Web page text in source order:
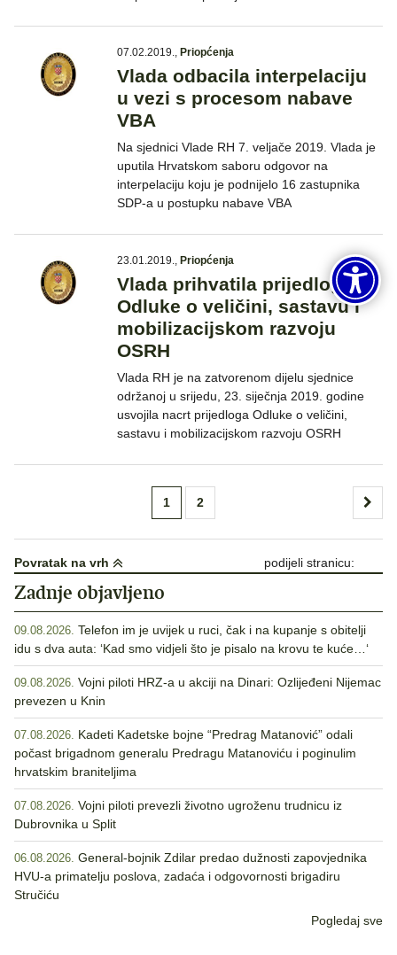
07.02.2019., Priopćenja
Vlada odbacila interpelaciju
u vezi s procesom nabave
VBA
Na sjednici Vlade RH 7. veljače 2019. Vlada je
uputila Hrvatskom saboru odgovor na
interpelaciju koju je podnijelo 16 zastupnika
SDP-a u postupku nabave VBA
23.01.2019., Priopćenja
Vlada prihvatila prijedlog
Odluke o veličini, sastavu i
mobilizacijskom razvoju
OSRH
Vlada RH je na zatvorenom dijelu sjednice
održanoj u srijedu, 23. siječnja 2019. godine
usvojila nacrt prijedloga Odluke o veličini,
sastavu i mobilizacijskom razvoju OSRH
objava
1 2
Povratak na vrh podijeli stranicu:
Zadnje objavljeno
09.08.2026. Telefon im je uvijek u ruci, čak i na kupanje s obitelji
idu s dva auta: ‘Kad smo vidjeli što je pisalo na krovu te kuće…‘
09.08.2026. Vojni piloti HRZ-a u akciji na Dinari: Ozlijeđeni Nijemac
prevezen u Knin
07.08.2026. Kadeti Kadetske bojne “Predrag Matanović” odali
počast brigadnom generalu Predragu Matanoviću i poginulim
hrvatskim braniteljima
07.08.2026. Vojni piloti prevezli životno ugroženu trudnicu iz
Dubrovnika u Split
06.08.2026. General-bojnik Zdilar predao dužnosti zapovjednika
HVU-a primatelju poslova, zadaća i odgovornosti brigadiru
Stručiću
Pogledaj sve